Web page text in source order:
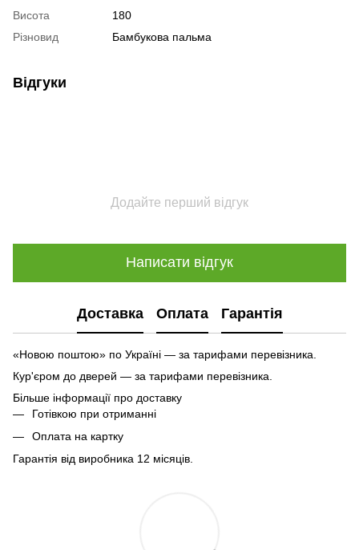
Висота
180
Різновид
Бамбукова пальма
Відгуки
Додайте перший відгук
Написати відгук
Доставка Оплата Гарантія
«Новою поштою» по Україні — за тарифами перевізника.
Кур'єром до дверей — за тарифами перевізника.
Більше інформації про доставку
Готівкою при отриманні
Оплата на картку
Гарантія від виробника 12 місяців.